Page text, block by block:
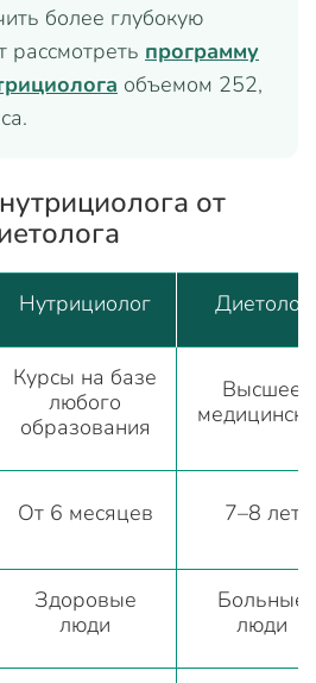
более глубокую
рассмотреть программу
объемом 252,
от
Нутрициолог Диетолог
Курсы на базе
любого
образования
Высшее
От 6 месяцев 7–8 лет
Здоровые
люди
Больные
люди